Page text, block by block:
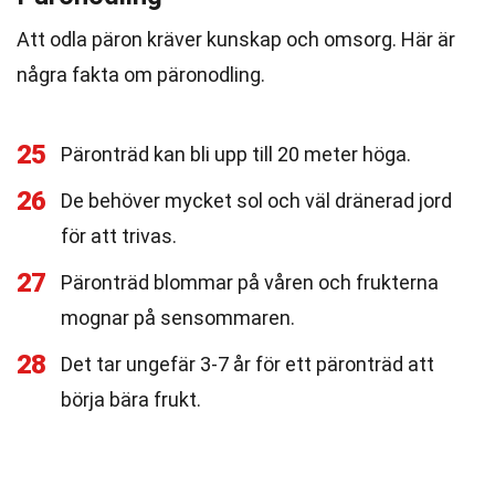
Att odla päron kräver kunskap och omsorg. Här är
några fakta om päronodling.
25 Päronträd kan bli upp till 20 meter höga.
26
De behöver mycket sol och väl dränerad jord
för att trivas.
27
Päronträd blommar på våren och frukterna
mognar på sensommaren.
28
Det tar ungefär 3-7 år för ett päronträd att
börja bära frukt.